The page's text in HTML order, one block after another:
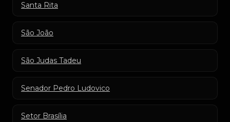
Santa Rita
São João
São Judas Tadeu
Senador Pedro Ludovico
Setor Brasília